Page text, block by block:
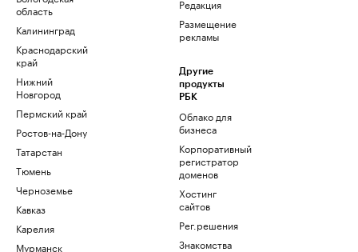
область
Калининград
Краснодарский
край
Нижний
Новгород
Пермский край
Ростов-на-Дону
Татарстан
Тюмень
Черноземье
Кавказ
Карелия
Мурманск
Редакция
Размещение
рекламы
Другие
продукты
РБК
Облако для
бизнеса
Корпоративный
регистратор
доменов
Хостинг
сайтов
Рег.решения
Знакомства